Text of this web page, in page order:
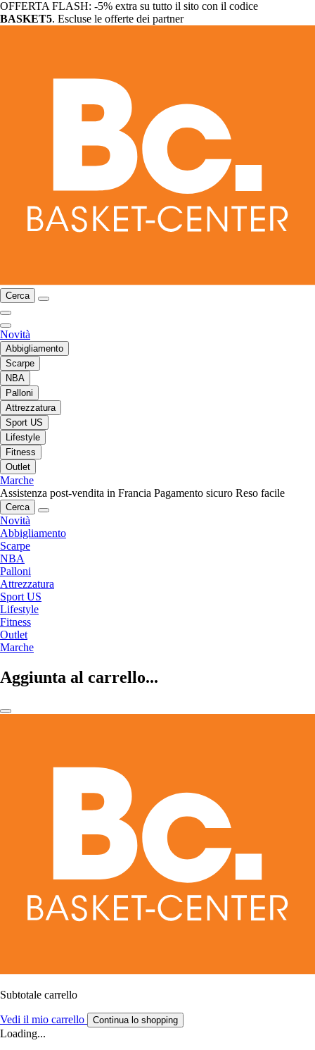
OFFERTA FLASH: -5% extra su tutto il sito con il codice
BASKET5. Escluse le offerte dei partner
Cerca
Novità
Abbigliamento
Scarpe
NBA
Palloni
Attrezzatura
Sport US
Lifestyle
Fitness
Outlet
Marche
Assistenza post-vendita in Francia Pagamento sicuro Reso facile
Cerca
Novità
Abbigliamento
Scarpe
NBA
Palloni
Attrezzatura
Sport US
Lifestyle
Fitness
Outlet
Marche
Aggiunta al carrello...
Subtotale carrello
Vedi il mio carrello Continua lo shopping
Loading...